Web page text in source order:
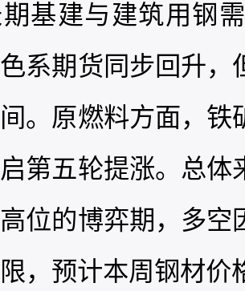
基建与建筑用钢
系期货同步回升
。原燃料方面，铁
第五轮提涨。总体
位的博弈期，多
，预计本周钢材价